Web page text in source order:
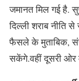
जमानत मिल गई है.
दिल्ली शराब नीति
फैसले के मुताबिक,
सकेंगे.वहीं दूसरी ओर